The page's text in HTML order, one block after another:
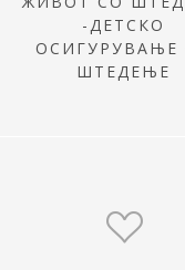
-ДЕТСКО
ОСИГУРУВАЊЕ
ШТЕДЕЊЕ